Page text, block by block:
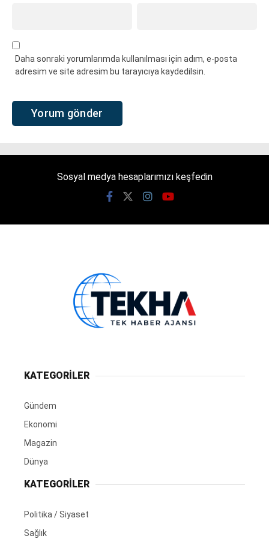
Daha sonraki yorumlarımda kullanılması için adım, e-posta
adresim ve site adresim bu tarayıcıya kaydedilsin.
Sosyal medya hesaplarımızı keşfedin
KATEGORİLER
Gündem
Ekonomi
Magazin
Dünya
KATEGORİLER
Politika / Siyaset
Sağlık